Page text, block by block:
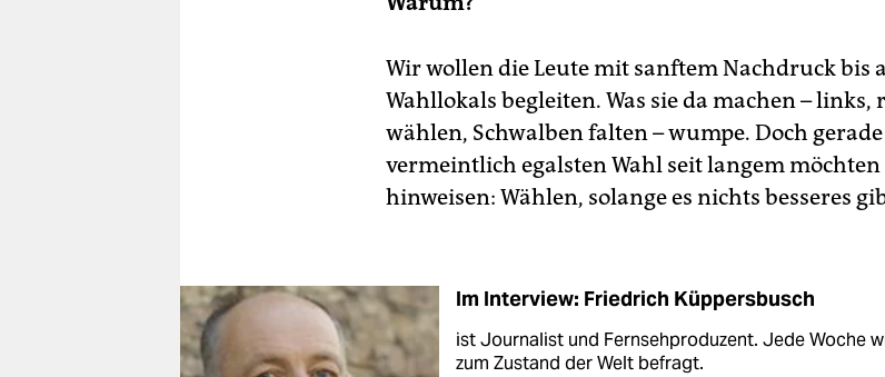
Wir wollen die Leute mit sanftem Nachdruck bis
Wahllokals begleiten. Was sie da machen –
wählen, Schwalben falten – wumpe. Doch
vermeintlich egalsten Wahl seit langem
hinweisen: Wählen, solange es nichts besseres
Im Interview: Friedrich Küppersbusch
ist Journalist und Fernsehproduzent. Jede Woche
zum Zustand der Welt befragt.